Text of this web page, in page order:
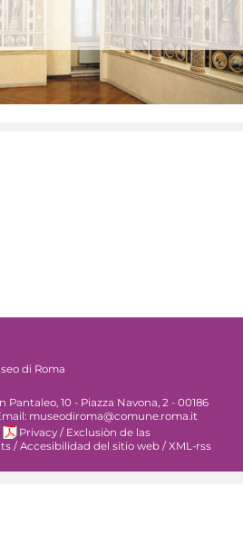
di Roma
Pantaleo, 10 - Piazza Navona, 2 - 00186
museodiroma@comune.roma.it
Privacy / Exclusiòn de las
/ Accesibilidad del sitio web / XML-rss